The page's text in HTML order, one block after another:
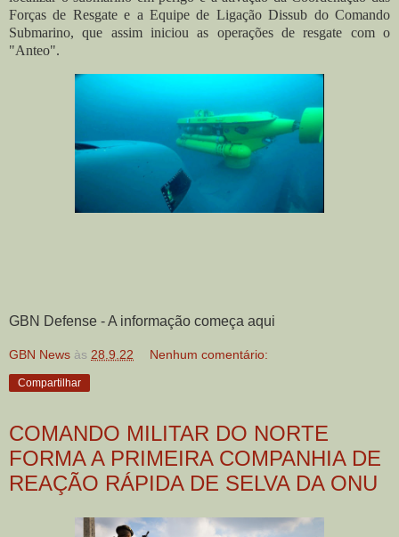
Forças de Resgate e a Equipe de Ligação Dissub do Comando
Submarino, que assim iniciou as operações de resgate com o
"Anteo".
GBN Defense - A informação começa aqui
GBN News às 28.9.22 Nenhum comentário:
Compartilhar
COMANDO MILITAR DO NORTE
FORMA A PRIMEIRA COMPANHIA DE
REAÇÃO RÁPIDA DE SELVA DA ONU